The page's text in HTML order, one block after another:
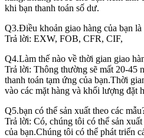
khi bạn thanh toán số dư.
Q3.Điều khoản giao hàng của bạn là
Trả lời: EXW, FOB, CFR, CIF,
Q4.Làm thế nào về thời gian giao
Trả lời: Thông thường sẽ mất 20-45
thanh toán tạm ứng của bạn.Thời
vào các mặt hàng và khối lượng đặt
Q5.bạn có thể sản xuất theo các
Trả lời: Có, chúng tôi có thể sản
của bạn.Chúng tôi có thể phát triển